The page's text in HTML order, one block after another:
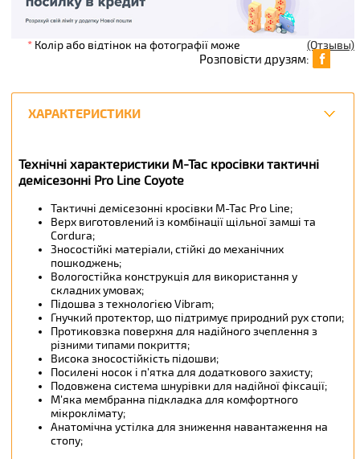
(Отзывы)
Розповісти друзям:
ХАРАКТЕРИСТИКИ
Технічні характеристики M-Tac кросівки тактичні
демісезонні Pro Line Coyote
Тактичні демісезонні кросівки M-Tac Pro Line;
Верх виготовлений із комбінації щільної замші та
Cordura;
Зносостійкі матеріали, стійкі до механічних
пошкоджень;
Вологостійка конструкція для використання у
складних умовах;
Підошва з технологією Vibram;
Гнучкий протектор, що підтримує природний рух стопи;
Протиковзка поверхня для надійного зчеплення з
різними типами покриття;
Висока зносостійкість підошви;
Посилені носок і п’ятка для додаткового захисту;
Подовжена система шнурівки для надійної фіксації;
М’яка мембранна підкладка для комфортного
мікроклімату;
Анатомічна устілка для зниження навантаження на
стопу;
*Колір або відтінок на фотографії може